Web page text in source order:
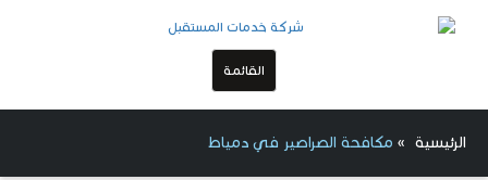
القائمة
الرئيسية » مكافحة الصراصير في دمياط